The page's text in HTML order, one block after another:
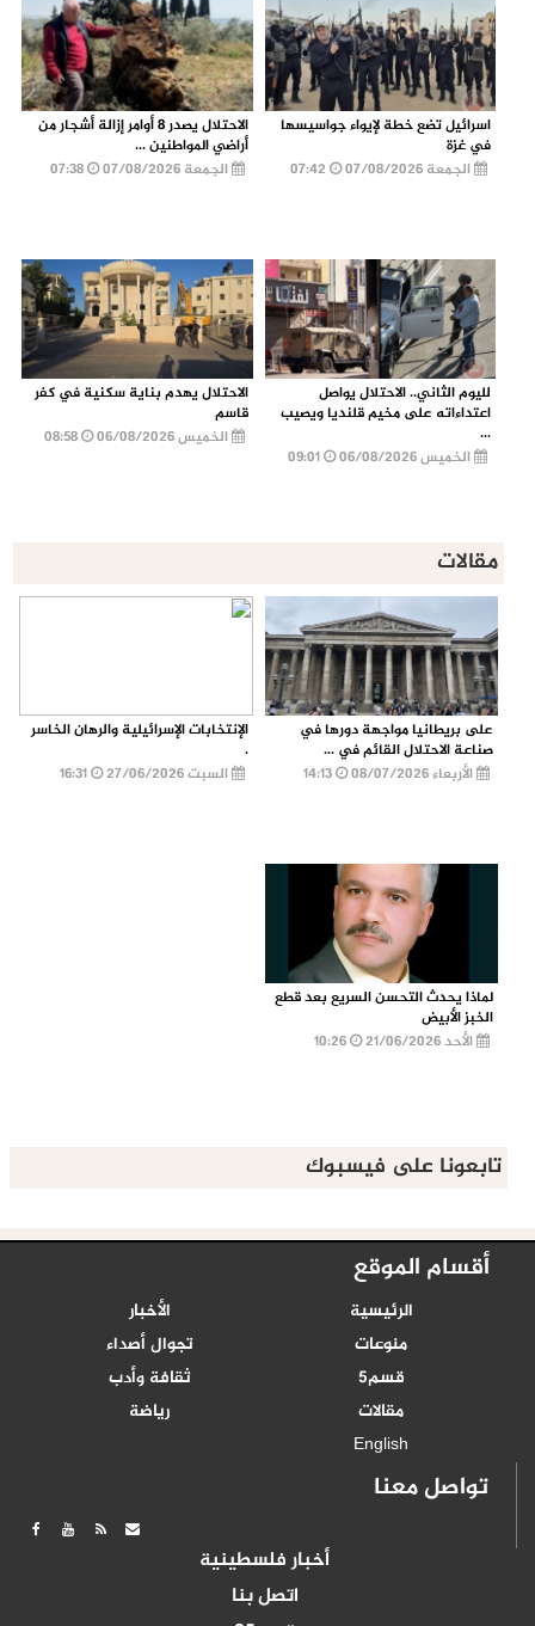
اسرائيل تضع خطة لإيواء جواسيسها
في غزة
الجمعة 07/08/2026
الاحتلال يصدر 8 أوامر إزالة أشجار من
أراضي المواطنين ...
الجمعة 07/08/2026
07:38
لليوم الثاني.. الاحتلال يواصل
اعتداءاته على مخيم قلنديا ويصيب
...
الخميس 06/08/2026
الاحتلال يهدم بناية سكنية في كفر
قاسم
الخميس 06/08/2026
08:58
مقالات
على بريطانيا مواجهة دورها في
صناعة الاحتلال القائم في ...
الأربعاء 08/07/2026
الإنتخابات الإسرائيلية والرهان الخاسر
.
السبت 27/06/2026
16:31
لماذا يحدث التحسن السريع بعد قطع
الخبز الأبيض
الأحد 21/06/2026
تابعونا على فيسبوك
أقسام الموقع
الرئيسية
الأخبار
منوعات
تجوال أصداء
قسم5
ثقافة وأدب
مقالات
رياضة
English
تواصل معنا
أخبار فلسطينية
اتصل بنا